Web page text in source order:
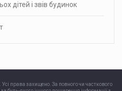
дітей і звів будинок
права захищено. За повного чи часткового